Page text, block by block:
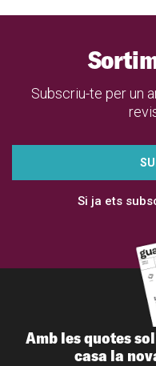
Subscriu-te per un
Si ja ets
Amb les quotes
casa la